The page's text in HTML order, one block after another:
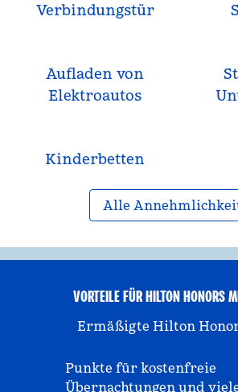
Verbindungstür
Aufladen von
Elektroautos
Kinderbetten
Alle
VORTEILE FÜR HILTON HONORS
Ermäßigte Hilton
Punkte für kostenfreie
Übernachtungen und